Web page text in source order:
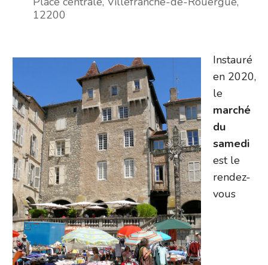
12200
Instauré
en 2020,
le
marché
du
samedi
est le
rendez-
vous